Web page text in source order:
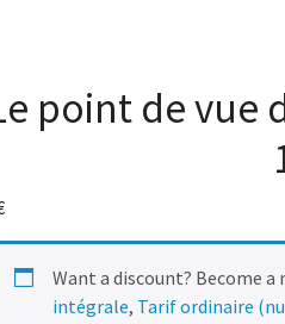
point de vue
Want a discount? Become
intégrale, Tarif ordinaire